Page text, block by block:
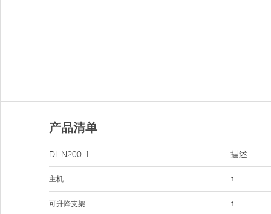
产品清单
DHN200-1
主机
可升降支架
描述
1
1